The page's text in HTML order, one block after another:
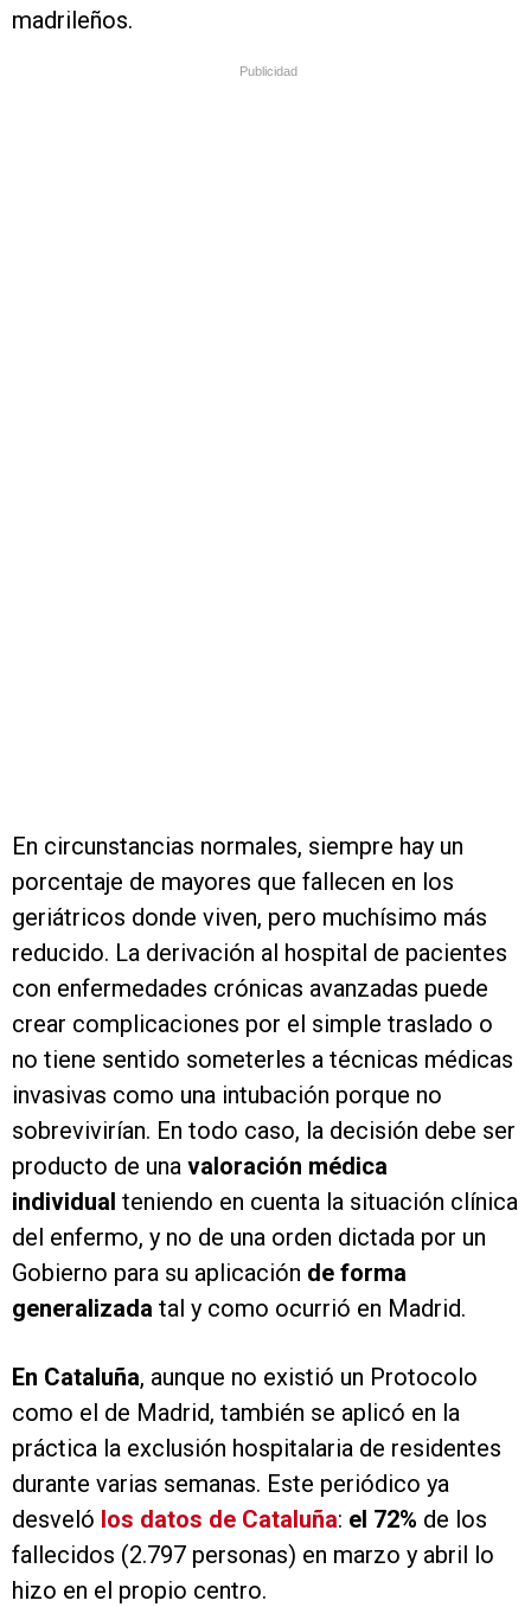
madrileños.
Publicidad
En circunstancias normales, siempre hay un
porcentaje de mayores que fallecen en los
geriátricos donde viven, pero muchísimo más
reducido. La derivación al hospital de pacientes
con enfermedades crónicas avanzadas puede
crear complicaciones por el simple traslado o
no tiene sentido someterles a técnicas médicas
invasivas como una intubación porque no
sobrevivirían. En todo caso, la decisión debe ser
producto de una valoración médica
individual teniendo en cuenta la situación clínica
del enfermo, y no de una orden dictada por un
Gobierno para su aplicación de forma
generalizada tal y como ocurrió en Madrid.
En Cataluña, aunque no existió un Protocolo
como el de Madrid, también se aplicó en la
práctica la exclusión hospitalaria de residentes
durante varias semanas. Este periódico ya
desveló los datos de Cataluña: el 72% de los
fallecidos (2.797 personas) en marzo y abril lo
hizo en el propio centro.